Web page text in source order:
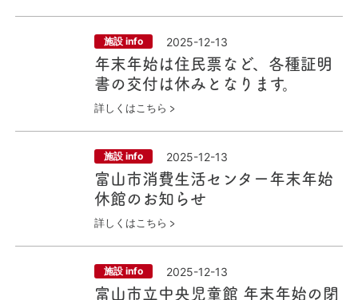
施設 info 2025-12-13
年末年始は住民票など、各種証明
書の交付は休みとなります。
詳しくはこちら
施設 info 2025-12-13
富山市消費生活センター年末年始
休館のお知らせ
詳しくはこちら
施設 info 2025-12-13
富山市立中央児童館 年末年始の閉